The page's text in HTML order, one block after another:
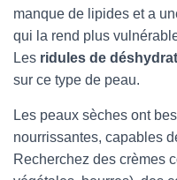
manque de lipides et a
qui la rend plus
Les ridules de
sur ce type de peau.
Les peaux sèches ont
nourrissantes, capables
Recherchez des crèmes